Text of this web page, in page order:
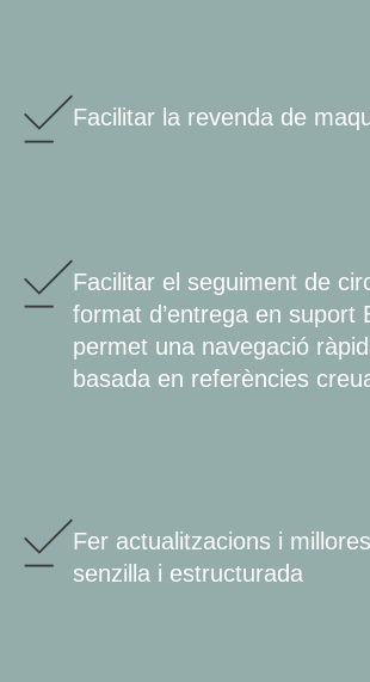
Facilitar la revenda de
Facilitar el seguiment de
format d’entrega en suport
permet una navegació
basada en referències
Fer actualitzacions i
senzilla i estructurada